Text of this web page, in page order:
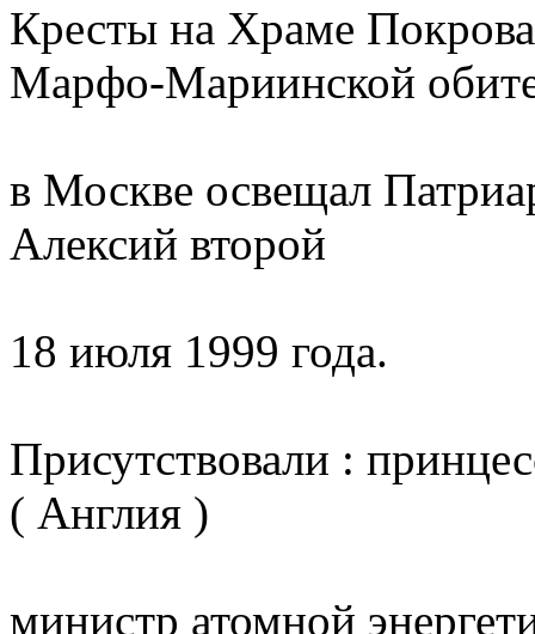
Кресты на Храме
Марфо-Мариинской
в Москве освещал
Алексий второй
18 июля 1999 года.
Присутствовали :
( Англия )
министр атомной